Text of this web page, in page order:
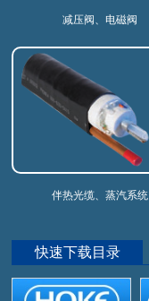
减压阀、电磁阀
伴热光缆、蒸汽系统
快速下载目录